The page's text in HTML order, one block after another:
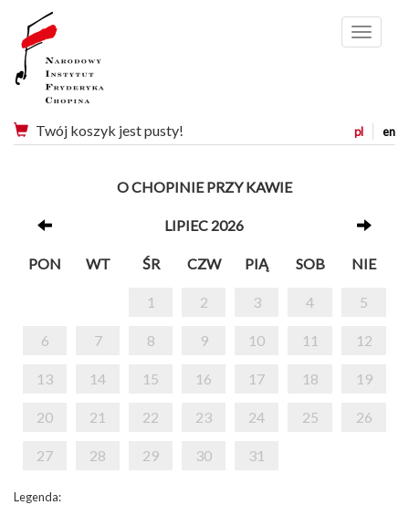
Menu
pl en
Twój koszyk jest pusty!
O CHOPINIE PRZY KAWIE
LIPIEC 2026
PON WT ŚR CZW PIĄ SOB NIE
1 2 3 4 5
6 7 8 9 10 11 12
13 14 15 16 17 18 19
20 21 22 23 24 25 26
27 28 29 30 31
Legenda: